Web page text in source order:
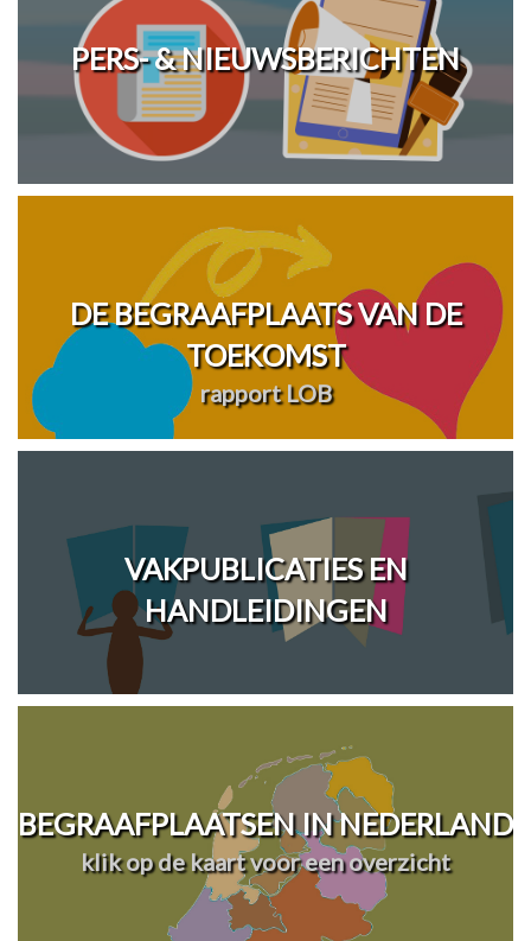
PERS- & NIEUWSBERICHTEN
DE BEGRAAFPLAATS VAN DE
TOEKOMST
rapport LOB
VAKPUBLICATIES EN
HANDLEIDINGEN
BEGRAAFPLAATSEN IN NEDERLAND
klik op de kaart voor een overzicht